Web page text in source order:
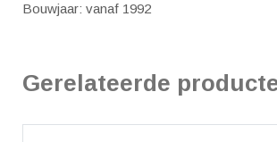
Bouwjaar: vanaf 1992
Gerelateerde